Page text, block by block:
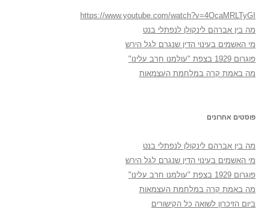
https://www.youtube.com/watch?v=4OcaMRLTyGI
מה בין אברהם לינקולן לנפתלי בנט
מי האשמים בעינוי הדין שנגרם לגל הירש
פוגרום 1929 בצפת "עולמנו חרב עלינו"
מה באמת קרה במלחמת העצמאות
פוסטים אחרונים
מה בין אברהם לינקולן לנפתלי בנט
מי האשמים בעינוי הדין שנגרם לגל הירש
פוגרום 1929 בצפת "עולמנו חרב עלינו"
מה באמת קרה במלחמת העצמאות
ביום הזיכרון לשואה כל הקישורים